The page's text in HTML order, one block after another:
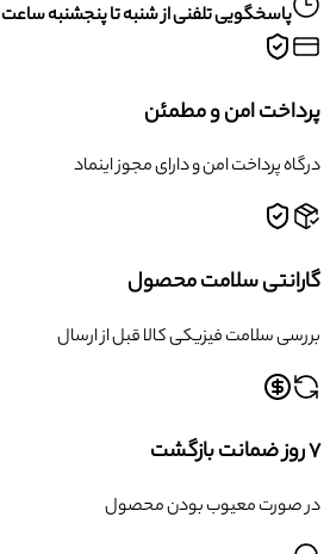
پاسخگویی تلفنی از شنبه تا پنجشنبه ساعت ۱۰ الی ۱۹
پرداخت امن و مطمئن
درگاه پرداخت امن و دارای مجوز اینماد
گارانتی سلامت محصول
بررسی سلامت فیزیکی کالا قبل از ارسال
۷ روز ضمانت بازگشت
در صورت معیوب بودن محصول